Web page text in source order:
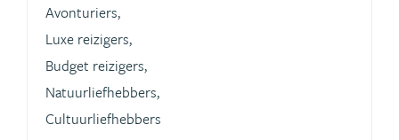
Avonturiers,
Luxe reizigers,
Budget reizigers,
Natuurliefhebbers,
Cultuurliefhebbers